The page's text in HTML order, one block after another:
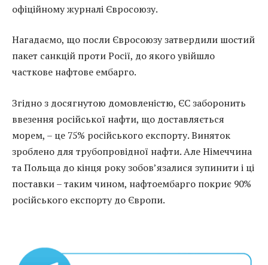
офіційному журналі Євросоюзу.
Нагадаємо, що посли Євросоюзу затвердили шостий
пакет санкцій проти Росії, до якого увійшло
часткове нафтове ембарго.
Згідно з досягнутою домовленістю, ЄС заборонить
ввезення російської нафти, що доставляється
морем, – це 75% російського експорту. Виняток
зроблено для трубопровідної нафти. Але Німеччина
та Польща до кінця року зобов’язалися зупинити і ці
поставки – таким чином, нафтоембарго покриє 90%
російського експорту до Європи.